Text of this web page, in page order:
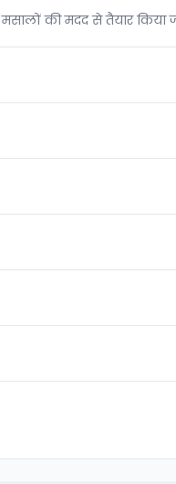
की मदद से तैयार किया